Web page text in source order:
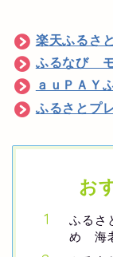
楽天ふるさ
ふるなび
ａｕＰＡＹ
ふるさとプ
お
ふる
め 海